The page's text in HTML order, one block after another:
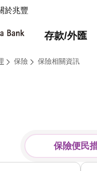
於兆豐
存款/外匯
保險 保險相關資訊
保險便民